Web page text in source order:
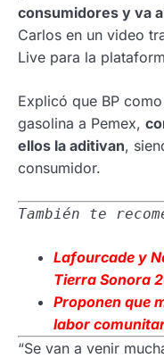
consumidores y va
Carlos en un video
Live para la
Explicó que BP
gasolina a Pemex,
ellos la aditivan,
consumidor.
También te
Lafourcade y
Tierra Sonora
Proponen que
labor
“Se van a venir